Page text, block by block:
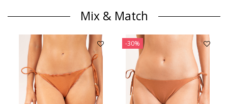
Mix & Match
-30%